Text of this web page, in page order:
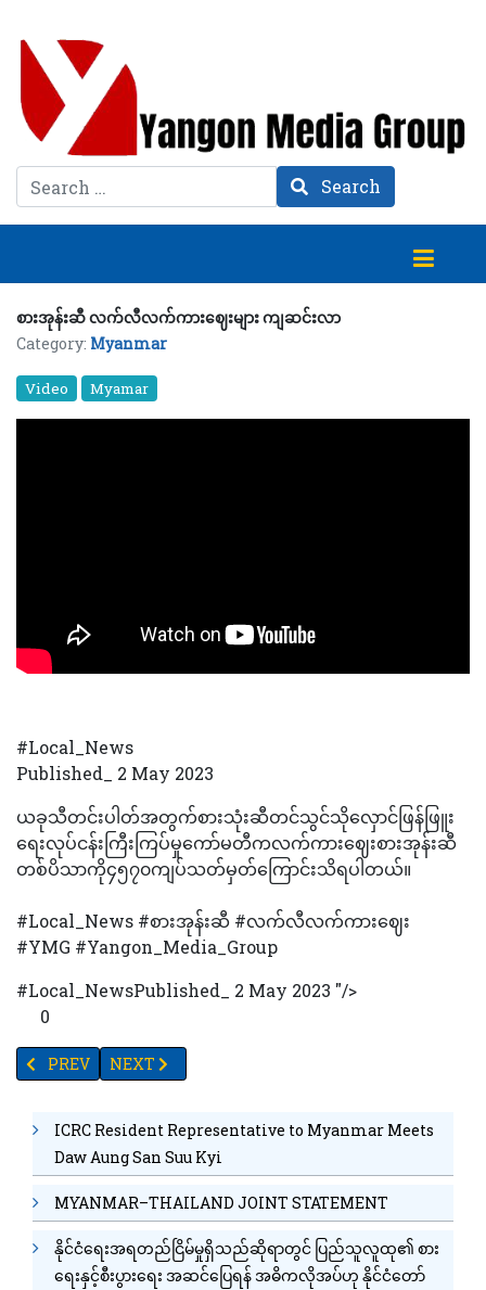
Search Search
စားအုန်းဆီ လက်လီလက်ကားဈေးများ ကျဆင်းလာ
Category: Myanmar
Video Myamar
#Local_News
Published_ 2 May 2023
ယခုသီတင်းပါတ်အတွက်စားသုံးဆီတင်သွင်သိုလှောင်ဖြန်ဖြူး
ရေးလုပ်ငန်းကြီးကြပ်မှုကော်မတီကလက်ကားဈေးစားအုန်းဆီ
တစ်ပိသာကို၄၅၇၀ကျပ်သတ်မှတ်ကြောင်းသိရပါတယ်။
#Local_News #စားအုန်းဆီ #လက်လီလက်ကားဈေး
#YMG #Yangon_Media_Group
#Local_NewsPublished_ 2 May 2023 "/>
0
PREVIOUS ARTICLE: TV YANGON TIMES ရဲ့နေ့စဉ်သတင်းအ
PREV NEXT ARTICLE: ပြည်မြို့မှာ ကိုဗစ်ကူးစက်ရောဂါဖြင့်
NEXT
ICRC Resident Representative to Myanmar Meets
Daw Aung San Suu Kyi
MYANMAR–THAILAND JOINT STATEMENT
နိုင်ငံရေးအရတည်ငြိမ်မှုရှိသည်ဆိုရာတွင် ပြည်သူလူထု၏ စား
ရေးနှင့်စီးပွားရေး အဆင်ပြေရန် အဓိကလိုအပ်ဟု နိုင်ငံတော်